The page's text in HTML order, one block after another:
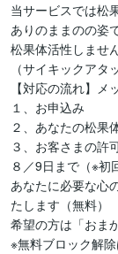
当サービスでは松
ありのままのの姿
松果体活性しませ
（サイキックア
【対応の流れ】メ
１、お申込み
２、あなたの松果
３、お客さまの許
８／9日まで（※初
あなたに必要な心
たします（無料）
希望の方は「おま
※無料ブロック解